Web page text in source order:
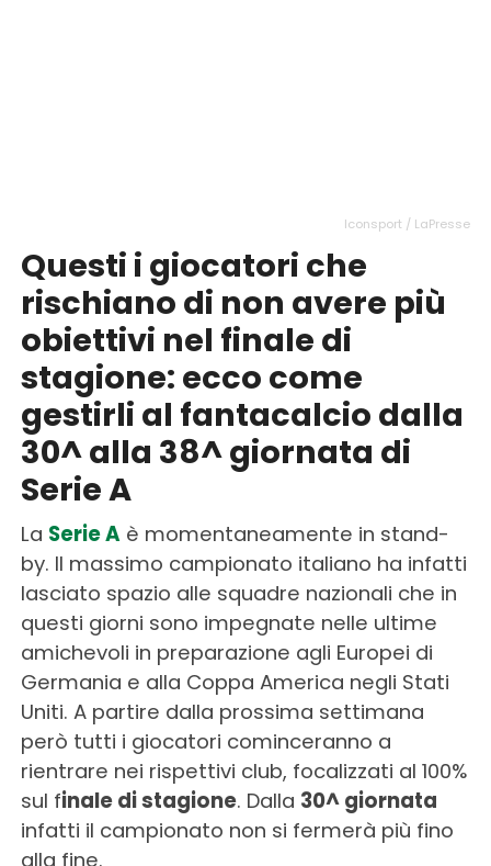
Iconsport / LaPresse
Questi i giocatori che
rischiano di non avere più
obiettivi nel finale di
stagione: ecco come
gestirli al fantacalcio dalla
30^ alla 38^ giornata di
Serie A
La Serie Aè momentaneamente in stand-
by. Il massimo campionato italiano ha infatti
lasciato spazio alle squadre nazionali che in
questi giorni sono impegnate nelle ultime
amichevoli in preparazione agli Europei di
Germania e alla Coppa America negli Stati
Uniti. A partire dalla prossima settimana
però tutti i giocatori cominceranno a
rientrare nei rispettivi club, focalizzati al 100%
sul finale di stagione. Dalla 30^ giornata
infatti il campionato non si fermerà più fino
alla fine.